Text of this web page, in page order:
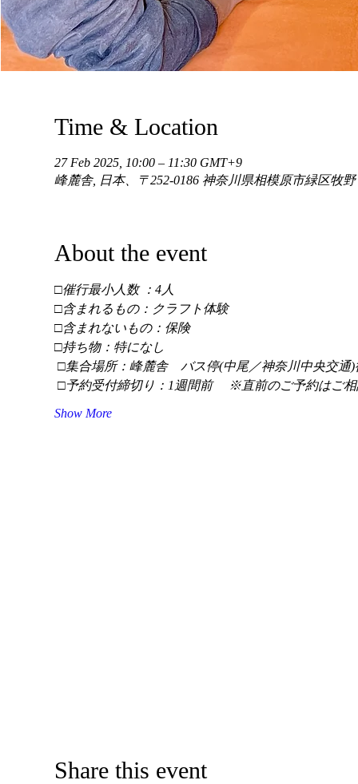
Time & Location
27 Feb 2025, 10:00 – 11:30 GMT+9
峰麓舎, 日本、〒252-0186 神奈川県相模原市緑区牧
About the event
□催行最小人数 ：4人
□含まれるもの：クラフト体験
□含まれないもの：保険
□持ち物：特になし
□集合場所：峰麓舎　バス停(中尾／神奈川中央交通)
□予約受付締切り：1週間前 　※直前のご予約はご
Show More
Share this event